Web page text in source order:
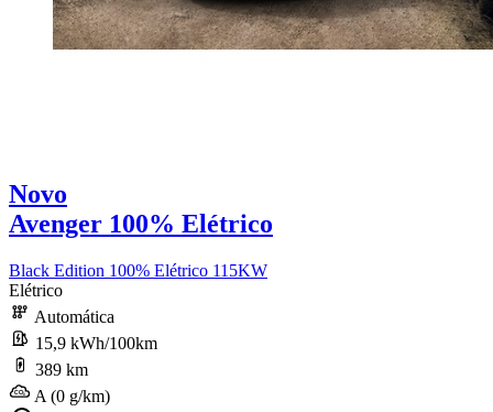
Novo
Avenger 100% Elétrico
Black Edition 100% Elétrico 115KW
Elétrico
Automática
15,9 kWh/100km
389 km
A (0 g/km)